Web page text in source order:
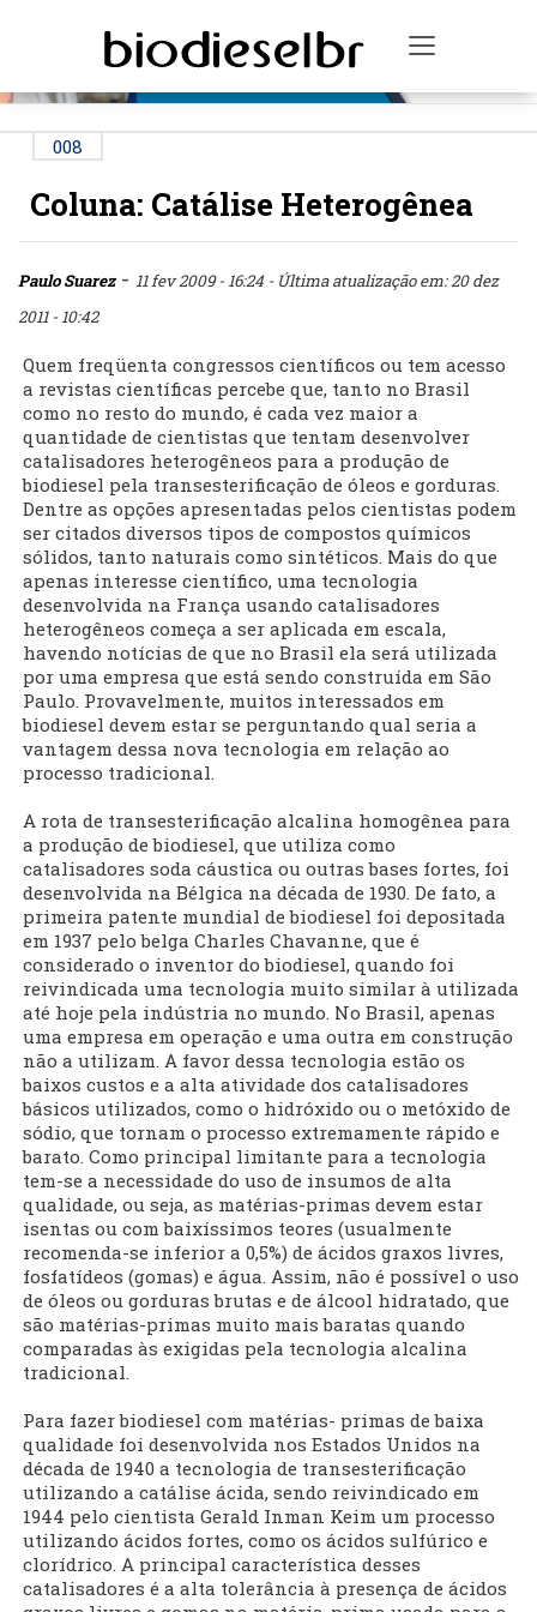
Toggle
008
Coluna: Catálise Heterogênea
Paulo Suarez- 11 fev 2009 - 16:24 - Última atualização em: 20 dez
2011 - 10:42
Quem freqüenta congressos científicos ou tem acesso
a revistas científicas percebe que, tanto no Brasil
como no resto do mundo, é cada vez maior a
quantidade de cientistas que tentam desenvolver
catalisadores heterogêneos para a produção de
biodiesel pela transesterificação de óleos e gorduras.
Dentre as opções apresentadas pelos cientistas podem
ser citados diversos tipos de compostos químicos
sólidos, tanto naturais como sintéticos. Mais do que
apenas interesse científico, uma tecnologia
desenvolvida na França usando catalisadores
heterogêneos começa a ser aplicada em escala,
havendo notícias de que no Brasil ela será utilizada
por uma empresa que está sendo construída em São
Paulo. Provavelmente, muitos interessados em
biodiesel devem estar se perguntando qual seria a
vantagem dessa nova tecnologia em relação ao
processo tradicional.
A rota de transesterificação alcalina homogênea para
a produção de biodiesel, que utiliza como
catalisadores soda cáustica ou outras bases fortes, foi
desenvolvida na Bélgica na década de 1930. De fato, a
primeira patente mundial de biodiesel foi depositada
em 1937 pelo belga Charles Chavanne, que é
considerado o inventor do biodiesel, quando foi
reivindicada uma tecnologia muito similar à utilizada
até hoje pela indústria no mundo. No Brasil, apenas
uma empresa em operação e uma outra em construção
não a utilizam. A favor dessa tecnologia estão os
baixos custos e a alta atividade dos catalisadores
básicos utilizados, como o hidróxido ou o metóxido de
sódio, que tornam o processo extremamente rápido e
barato. Como principal limitante para a tecnologia
tem-se a necessidade do uso de insumos de alta
qualidade, ou seja, as matérias-primas devem estar
isentas ou com baixíssimos teores (usualmente
recomenda-se inferior a 0,5%) de ácidos graxos livres,
fosfatídeos (gomas) e água. Assim, não é possível o uso
de óleos ou gorduras brutas e de álcool hidratado, que
são matérias-primas muito mais baratas quando
comparadas às exigidas pela tecnologia alcalina
tradicional.
Para fazer biodiesel com matérias- primas de baixa
qualidade foi desenvolvida nos Estados Unidos na
década de 1940 a tecnologia de transesterificação
utilizando a catálise ácida, sendo reivindicado em
1944 pelo cientista Gerald Inman Keim um processo
utilizando ácidos fortes, como os ácidos sulfúrico e
clorídrico. A principal característica desses
catalisadores é a alta tolerância à presença de ácidos